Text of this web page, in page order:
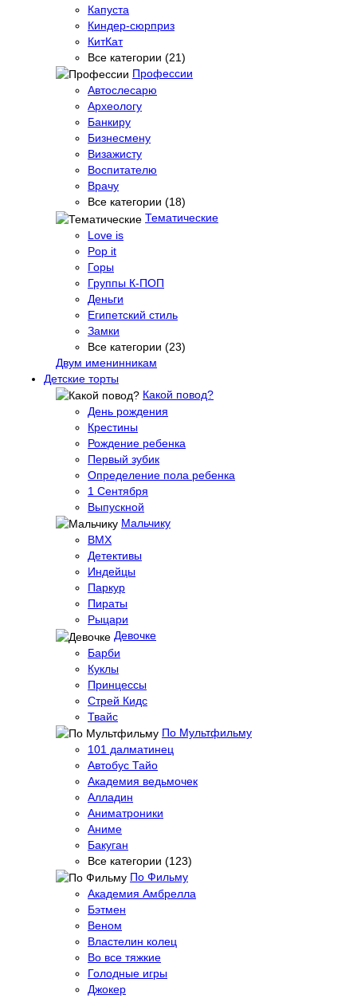
Капуста
Киндер-сюрприз
КитКат
Все категории (21)
Профессии
Автослесарю
Археологу
Банкиру
Бизнесмену
Визажисту
Воспитателю
Врачу
Все категории (18)
Тематические
Love is
Pop it
Горы
Группы К-ПОП
Деньги
Египетский стиль
Замки
Все категории (23)
Двум именинникам
Детские торты
Какой повод?
День рождения
Крестины
Рождение ребенка
Первый зубик
Определение пола ребенка
1 Сентября
Выпускной
Мальчику
BMX
Детективы
Индейцы
Паркур
Пираты
Рыцари
Девочке
Барби
Куклы
Принцессы
Стрей Кидс
Твайс
По Мультфильму
101 далматинец
Автобус Тайо
Академия ведьмочек
Алладин
Аниматроники
Аниме
Бакуган
Все категории (123)
По Фильму
Академия Амбрелла
Бэтмен
Веном
Властелин колец
Во все тяжкие
Голодные игры
Джокер